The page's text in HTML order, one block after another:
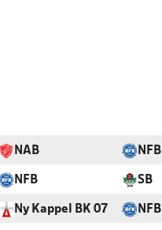
NAB NFB
NFB SB
Ny Kappel BK 07 NFB